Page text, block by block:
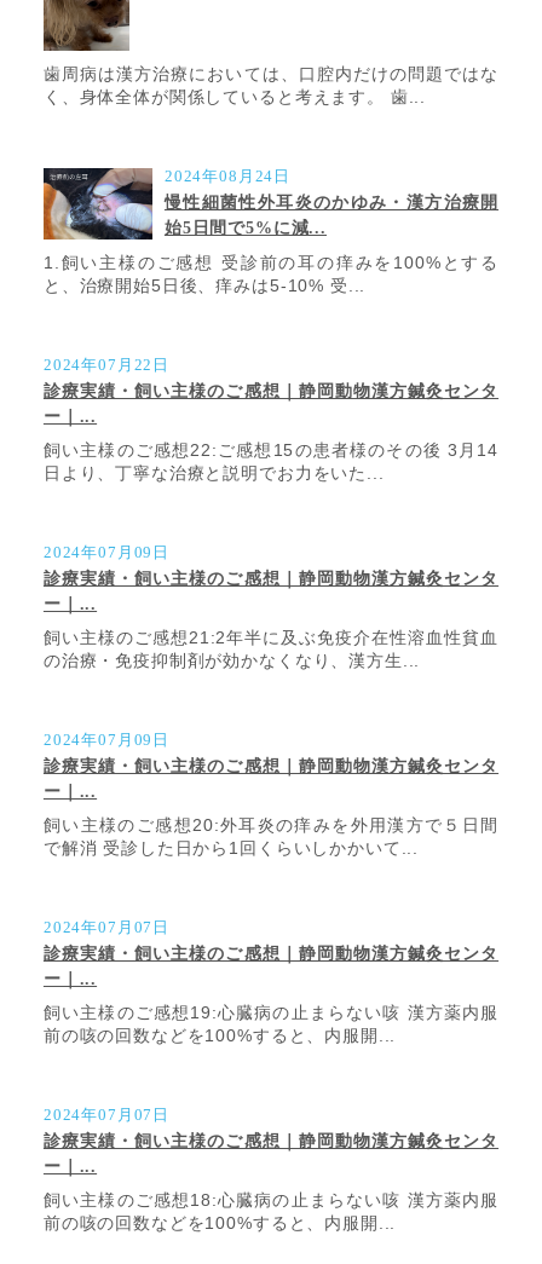
歯周病は漢方治療においては、口腔内だけの問題ではな
く、身体全体が関係していると考えます。 歯...
2024年08月24日
慢性細菌性外耳炎のかゆみ・漢方治療開
始5日間で5%に減...
1.飼い主様のご感想 受診前の耳の痒みを100%とする
と、治療開始5日後、痒みは5-10% 受...
2024年07月22日
診療実績・飼い主様のご感想｜静岡動物漢方鍼灸センタ
ー｜...
飼い主様のご感想22:ご感想15の患者様のその後 3月14
日より、丁寧な治療と説明でお力をいた...
2024年07月09日
診療実績・飼い主様のご感想｜静岡動物漢方鍼灸センタ
ー｜...
飼い主様のご感想21:2年半に及ぶ免疫介在性溶血性貧血
の治療・免疫抑制剤が効かなくなり、漢方生...
2024年07月09日
診療実績・飼い主様のご感想｜静岡動物漢方鍼灸センタ
ー｜...
飼い主様のご感想20:外耳炎の痒みを外用漢方で５日間
で解消 受診した日から1回くらいしかかいて...
2024年07月07日
診療実績・飼い主様のご感想｜静岡動物漢方鍼灸センタ
ー｜...
飼い主様のご感想19:心臓病の止まらない咳 漢方薬内服
前の咳の回数などを100%すると、内服開...
2024年07月07日
診療実績・飼い主様のご感想｜静岡動物漢方鍼灸センタ
ー｜...
飼い主様のご感想18:心臓病の止まらない咳 漢方薬内服
前の咳の回数などを100%すると、内服開...